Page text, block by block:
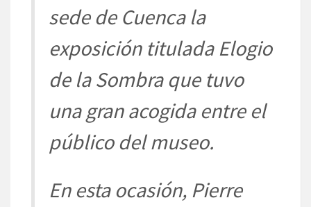
sede de Cuenca la
exposición tituladaElogio
de la Sombraque tuvo
una gran acogida entre el
público del museo.
En esta ocasión, Pierre